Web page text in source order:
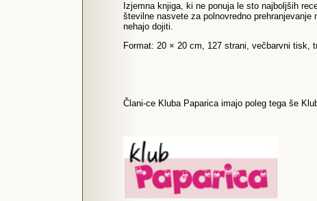
Izjemna knjiga, ki ne ponuja le sto najboljših
številne nasvete za polnovredno
nehajo dojiti.
Format: 20 × 20 cm, 127 strani, večbarvni tisk,
Člani-ce Kluba Paparica imajo poleg tega še